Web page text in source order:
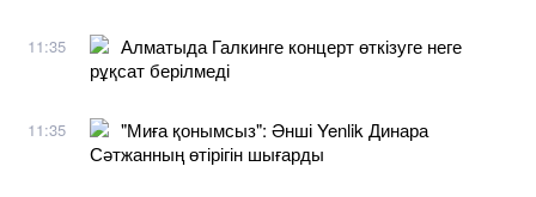
11:35
Алматыда Галкинге концерт өткізуге неге
рұқсат берілмеді
11:35
"Миға қонымсыз": Әнші Yenlik Динара
Сәтжанның өтірігін шығарды